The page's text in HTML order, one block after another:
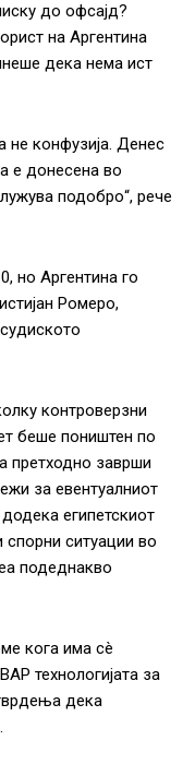
до офсајд?
на Аргентина
дека нема ист
не конфузија. Денес
е донесена во
подобро“, рече
но Аргентина го
Ромеро,
контроверзни
беше поништен по
претходно заврши
за евентуалниот
египетскиот
ситуации во
подеднакво
кога има сè
технологијата за
дека